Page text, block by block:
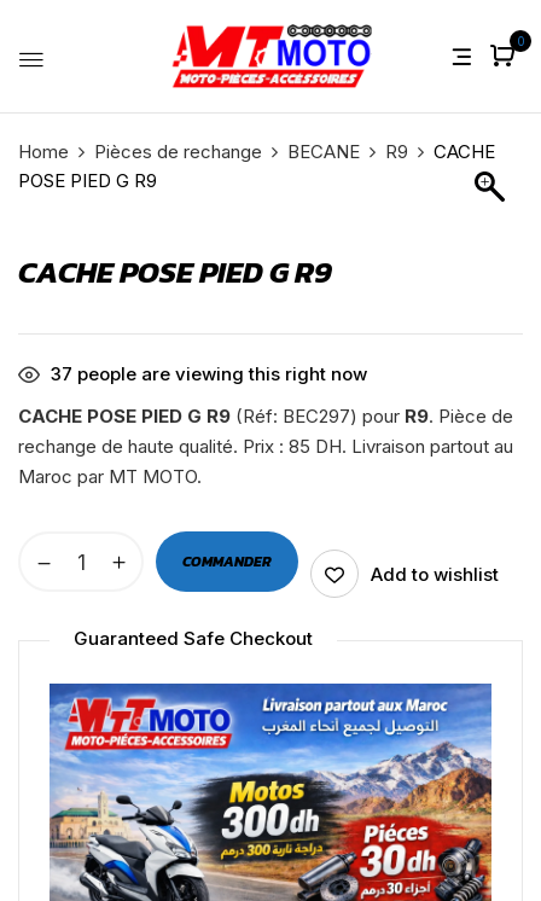
0
Home Pièces de rechange BECANE R9
CACHE
POSE PIED G R9
CACHE POSE PIED G R9
37 people are viewing this right now
CACHE POSE PIED G R9 (Réf: BEC297) pour R9. Pièce de
rechange de haute qualité. Prix : 85 DH. Livraison partout au
Maroc par MT MOTO.
COMMANDER
Add to wishlist
Guaranteed Safe Checkout